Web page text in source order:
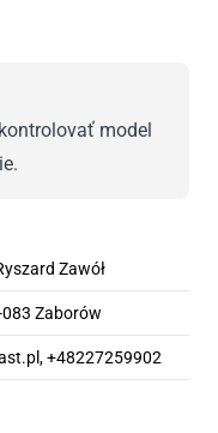
model
Zawół
083 Zaborów
+48227259902